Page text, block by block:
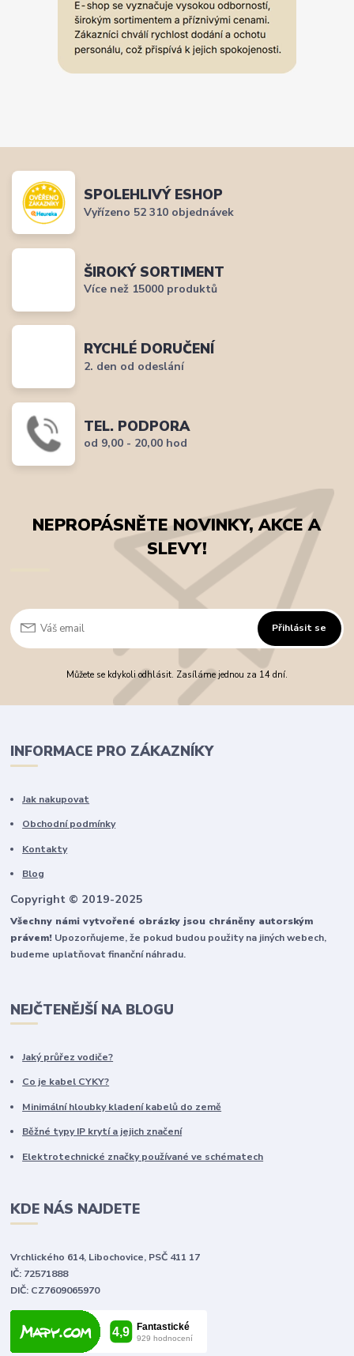
SPOLEHLIVÝ ESHOP
Vyřízeno 52 310 objednávek
ŠIROKÝ SORTIMENT
Více než 15000 produktů
RYCHLÉ DORUČENÍ
2. den od odeslání
TEL. PODPORA
od 9,00 - 20,00 hod
NEPROPÁSNĚTE NOVINKY, AKCE A
SLEVY!
Přihlásit se
Můžete se kdykoli odhlásit. Zasíláme jednou za 14 dní.
INFORMACE PRO ZÁKAZNÍKY
Jak nakupovat
Obchodní podmínky
Kontakty
Blog
Copyright © 2019-2025
Všechny námi vytvořené obrázky jsou chráněny autorským
právem! Upozorňujeme, že pokud budou použity na jiných webech,
budeme uplatňovat finanční náhradu.
NEJČTENĚJŠÍ NA BLOGU
Jaký průřez vodiče?
Co je kabel CYKY?
Minimální hloubky kladení kabelů do země
Běžné typy IP krytí a jejich značení
Elektrotechnické značky používané ve schématech
KDE NÁS NAJDETE
Vrchlického 614, Libochovice, PSČ 411 17
IČ: 72571888
DIČ: CZ7609065970